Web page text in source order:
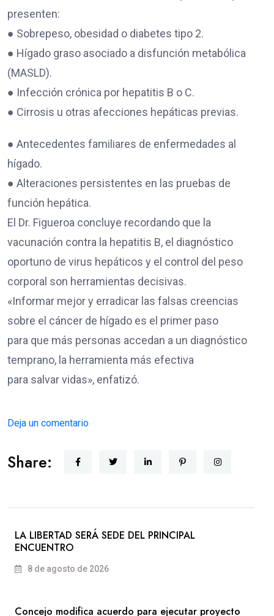
presenten:
● Sobrepeso, obesidad o diabetes tipo 2.
● Hígado graso asociado a disfunción metabólica
(MASLD).
● Infección crónica por hepatitis B o C.
● Cirrosis u otras afecciones hepáticas previas.
● Antecedentes familiares de enfermedades al
hígado.
● Alteraciones persistentes en las pruebas de
función hepática.
El Dr. Figueroa concluye recordando que la
vacunación contra la hepatitis B, el diagnóstico
oportuno de virus hepáticos y el control del peso
corporal son herramientas decisivas.
«Informar mejor y erradicar las falsas creencias
sobre el cáncer de hígado es el primer paso
para que más personas accedan a un diagnóstico
temprano, la herramienta más efectiva
para salvar vidas», enfatizó.
Deja un comentario
Share:
LA LIBERTAD SERÁ SEDE DEL PRINCIPAL
ENCUENTRO
8 de agosto de 2026
Concejo modifica acuerdo para ejecutar proyecto